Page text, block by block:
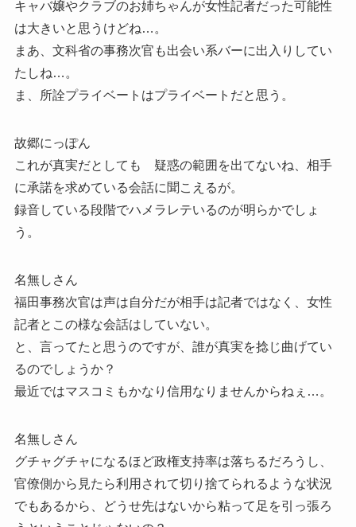
キャバ嬢やクラブのお姉ちゃんが女性記者だった可能性
は大きいと思うけどね…。
まあ、文科省の事務次官も出会い系バーに出入りしてい
たしね…。
ま、所詮プライベートはプライベートだと思う。
故郷にっぽん
これが真実だとしても 疑惑の範囲を出てないね、相手
に承諾を求めている会話に聞こえるが。
録音している段階でハメラレテいるのが明らかでしょ
う。
名無しさん
福田事務次官は声は自分だが相手は記者ではなく、女性
記者とこの様な会話はしていない。
と、言ってたと思うのですが、誰が真実を捻じ曲げてい
るのでしょうか？
最近ではマスコミもかなり信用なりませんからねぇ…。
名無しさん
グチャグチャになるほど政権支持率は落ちるだろうし、
官僚側から見たら利用されて切り捨てられるような状況
でもあるから、どうせ先はないから粘って足を引っ張ろ